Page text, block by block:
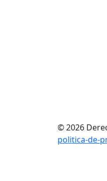
© 2026
politica-de-